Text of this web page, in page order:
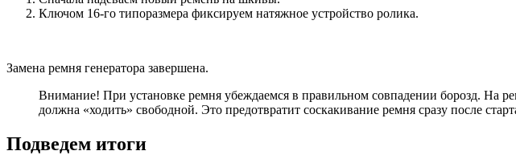
Ключом 16-го типоразмера фиксируем натяжное устройство ролика.
Замена ремня генератора завершена.
Внимание! При установке ремня убеждаемся в правильном совпадении борозд. На
должна «ходить» свободной. Это предотвратит соскакивание ремня сразу после
Подведем итоги